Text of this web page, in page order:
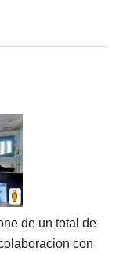
de un total de
con